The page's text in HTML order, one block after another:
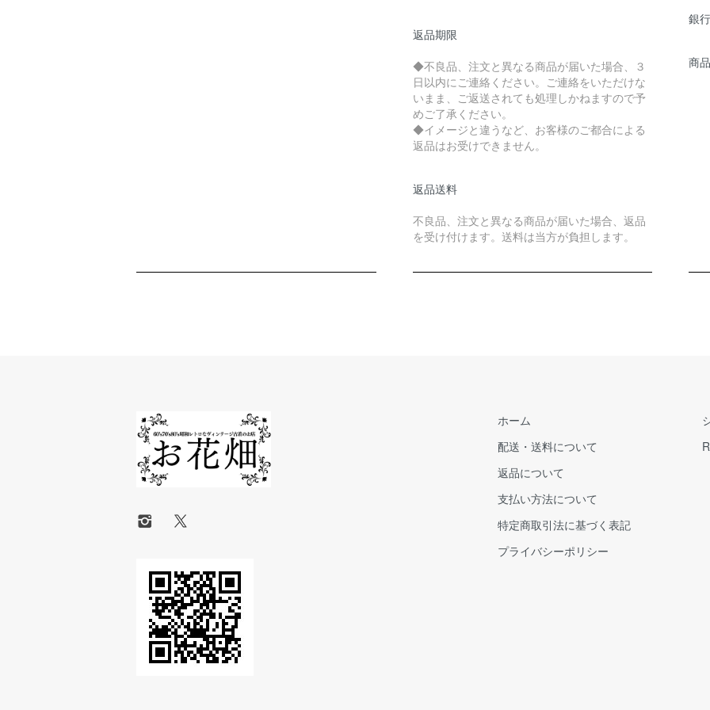
返品期限
◆不良品、注文と異なる商品が届いた場合、３
日以内にご連絡ください。ご連絡をいただけな
いまま、ご返送されても処理しかねますので予
めご了承ください。
◆イメージと違うなど、お客様のご都合による
返品はお受けできません。
返品送料
不良品、注文と異なる商品が届いた場合、返品
を受け付けます。送料は当方が負担します。
銀
商
ホーム
配送・送料について
返品について
支払い方法について
特定商取引法に基づく表記
プライバシーポリシー